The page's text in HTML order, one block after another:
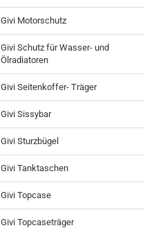
Givi Motorschutz
Givi Schutz für Wasser- und
Ölradiatoren
Givi Seitenkoffer- Träger
Givi Sissybar
Givi Sturzbügel
Givi Tanktaschen
Givi Topcase
Givi Topcaseträger